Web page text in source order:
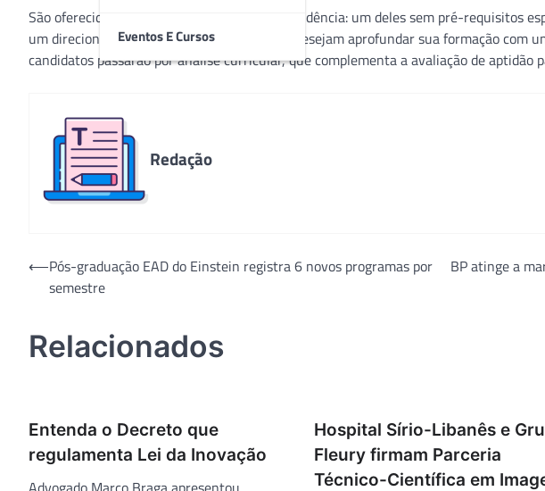
Eventos E Cursos
São oferecidos dois tipos de programas de residência: um deles sem pré-requisitos
um direcionado a médicos especialistas que desejam aprofundar sua formação com
candidatos passarão por análise curricular, que complementa a avaliação de aptidão
Redação
Navegação
⟵Pós-graduação EAD do Einstein registra 6 novos programas por
semestre
BP atinge a
Relacionados
Entenda o Decreto que
regulamenta Lei da Inovação
Hospital Sírio-Libanês e
Fleury firmam Parceria
Técnico-Científica em